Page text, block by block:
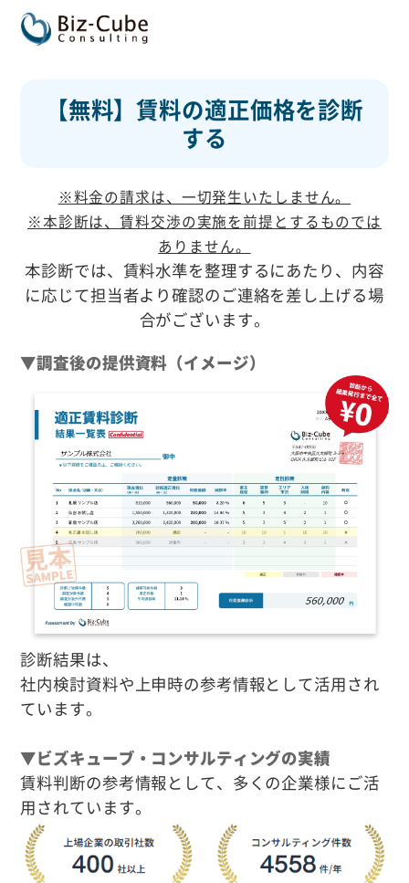
【無料】賃料の適正価格を診断
する
※料金の請求は、一切発生いたしません。​
※本診断は、賃料交渉の実施を前提とするものでは
ありません。​
本診断では、賃料水準を整理するにあたり、内容
に応じて担当者より確認のご連絡を差し上げる場
合がございます。
▼調査後の提供資料（イメージ）
診断結果は、
社内検討資料や上申時の参考情報として活用され
ています。
▼ビズキューブ・コンサルティングの実績
賃料判断の参考情報として、多くの企業様にご活
用されています。